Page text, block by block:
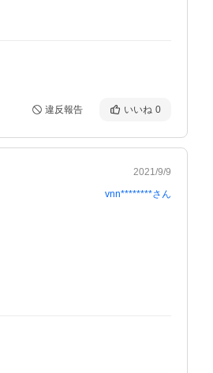
違反報告 いいね 0
2021/9/9
vnn********さん